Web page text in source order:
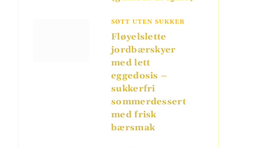
SØTT UTEN SUKKER
Fløyelslette
jordbærskyer
med lett
eggedosis –
sukkerfri
sommerdessert
med frisk
bærsmak